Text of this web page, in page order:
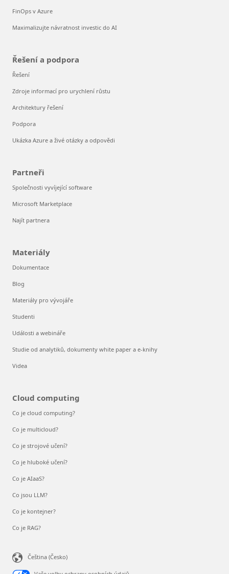
FinOps v Azure
Maximalizujte návratnost investic do AI
Řešení a podpora
Řešení
Zdroje informací pro urychlení růstu
Architektury řešení
Podpora
Ukázka Azure a živé otázky a odpovědi
Partneři
Společnosti vyvíjející software
Microsoft Marketplace
Najít partnera
Materiály
Dokumentace
Blog
Materiály pro vývojáře
Studenti
Události a webináře
Studie od analytiků, dokumenty white paper a e-knihy
Videa
Cloud computing
Co je cloud computing?
Co je multicloud?
Co je strojové učení?
Co je hluboké učení?
Co je AIaaS?
Co jsou LLM?
Co je kontejner?
Co je RAG?
Čeština (Česko)